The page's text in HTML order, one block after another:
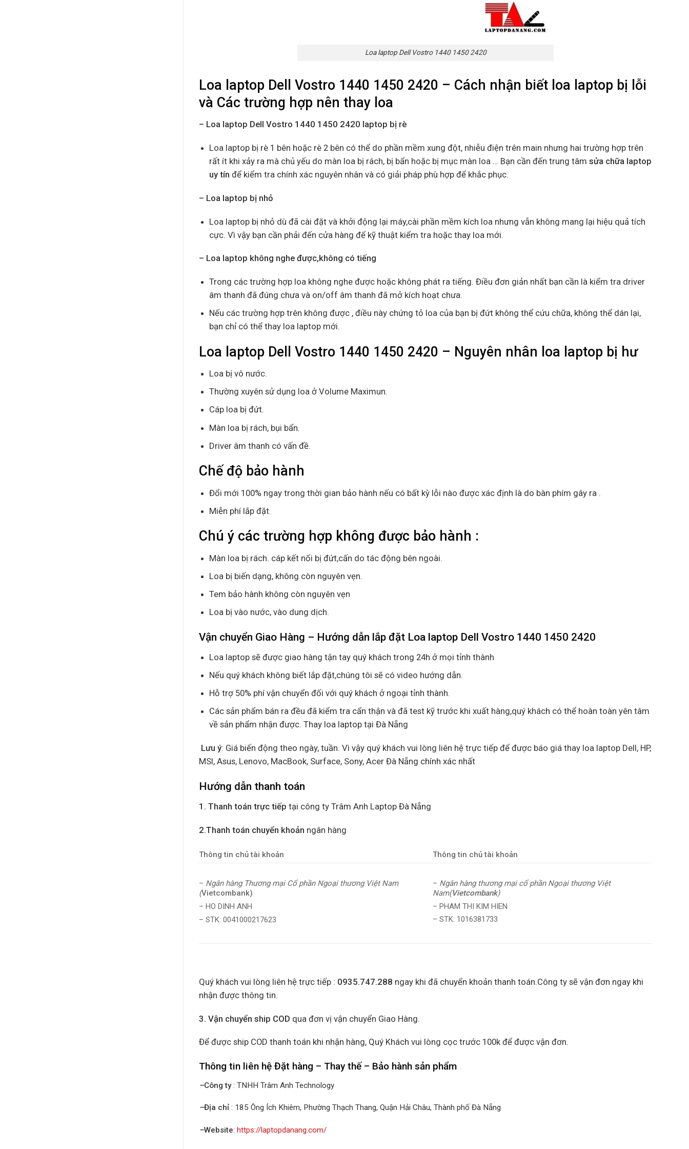
Loa laptop Dell Vostro 1440 1450 2420
Loa laptop Dell Vostro 1440 1450 2420 – Cách nhận biết loa laptop bị lỗi
và Các trường hợp nên thay loa
– Loa laptop Dell Vostro 1440 1450 2420 laptop bị rè
Loa laptop bị rè 1 bên hoặc rè 2 bên có thể do phần mềm xung đột, nhiễu điện trên main nhưng hai trường hợp trên
rất ít khi xảy ra mà chủ yếu do màn loa bị rách, bị bẩn hoặc bị mục màn loa … Bạn cần đến trung tâm sửa chữa laptop
uy tín để kiểm tra chính xác nguyên nhân và có giải pháp phù hợp để khắc phục.
– Loa laptop bị nhỏ
Loa laptop bị nhỏ dù đã cài đặt và khởi động lại máy,cài phần mềm kích loa nhưng vẫn không mang lại hiệu quả tích
cực. Vì vậy bạn cần phải đến cửa hàng để kỹ thuật kiểm tra hoặc thay loa mới.
– Loa laptop không nghe được,không có tiếng
Trong các trường hợp loa không nghe được hoặc không phát ra tiếng. Điều đơn giản nhất bạn cần là kiểm tra driver
âm thanh đã đúng chưa và on/off âm thanh đã mở kích hoạt chưa.
Nếu các trường hợp trên không được , điều này chứng tỏ loa của bạn bị đứt không thể cứu chữa, không thể dán lại,
bạn chỉ có thể thay loa laptop mới.
Loa laptop Dell Vostro 1440 1450 2420 – Nguyên nhân loa laptop bị hư
Loa bị vô nước.
Thường xuyên sử dụng loa ở Volume Maximun.
Cáp loa bị đứt.
Màn loa bị rách, bụi bẩn.
Driver âm thanh có vấn đề.
Chế độ bảo hành
Đổi mới 100% ngay trong thời gian bảo hành nếu có bất kỳ lỗi nào được xác định là do bàn phím gây ra .
Miễn phí lắp đặt.
Chú ý các trường hợp không được bảo hành :
Màn loa bị rách. cáp kết nối bị đứt,cấn do tác động bên ngoài.
Loa bị biến dạng, không còn nguyên vẹn.
Tem bảo hành không còn nguyên vẹn
Loa bị vào nước, vào dung dịch.
Vận chuyển Giao Hàng – Hướng dẫn lắp đặt Loa laptop Dell Vostro 1440 1450 2420
Loa laptop sẽ được giao hàng tận tay quý khách trong 24h ở mọi tỉnh thành
Nếu quý khách không biết lắp đặt,chúng tôi sẽ có video hướng dẫn.
Hỗ trợ 50% phí vận chuyển đối với quý khách ở ngoại tỉnh thành.
Các sản phẩm bán ra đều đã kiểm tra cẩn thận và đã test kỹ trước khi xuất hàng,quý khách có thể hoàn toàn yên tâm
về sản phẩm nhận được. Thay loa laptop tại Đà Nẵng
Lưu ý: Giá biến động theo ngày, tuần. Vì vậy quý khách vui lòng liên hệ trực tiếp để được báo giá thay loa laptop Dell, HP,
MSI, Asus, Lenovo, MacBook, Surface, Sony, Acer Đà Nẵng chính xác nhất
Hướng dẫn thanh toán
1. Thanh toán trực tiếp tại công ty Trâm Anh Laptop Đà Nẵng
2.Thanh toán chuyển khoản ngân hàng
Thông tin chủ tài khoản Thông tin chủ tài khoản
– Ngân hàng Thương mại Cổ phần Ngoại thương Việt Nam
(Vietcombank)
– HO DINH ANH
– STK: 0041000217623
– Ngân hàng thương mại cổ phần Ngoại thương Việt
Nam(Vietcombank)
– PHAM THI KIM HIEN
– STK: 1016381733
Quý khách vui lòng liên hệ trực tiếp : 0935.747.288 ngay khi đã chuyển khoản thanh toán.Công ty sẽ vận đơn ngay khi
nhận được thông tin.
3. Vận chuyển ship COD qua đơn vị vận chuyển Giao Hàng.
Để được ship COD thanh toán khi nhận hàng, Quý Khách vui lòng cọc trước 100k để được vận đơn.
Thông tin liên hệ Đặt hàng – Thay thế – Bảo hành sản phẩm
–Công ty: TNHH Trâm Anh Technology
–Địa chỉ : 185 Ông Ích Khiêm, Phường Thạch Thang, Quận Hải Châu, Thành phố Đà Nẵng
–Website: https://laptopdanang.com/